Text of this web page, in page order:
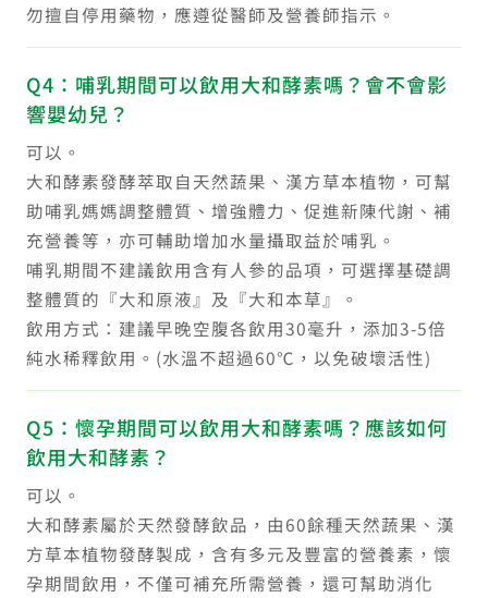
勿擅自停用藥物，應遵從醫師及營養師指示。
Q4：哺乳期間可以飲用大和酵素嗎？會不會影
響嬰幼兒？
可以。
大和酵素發酵萃取自天然蔬果、漢方草本植物，可幫
助哺乳媽媽調整體質、增強體力、促進新陳代謝、補
充營養等，亦可輔助增加水量攝取益於哺乳。
哺乳期間不建議飲用含有人參的品項，可選擇基礎調
整體質的『大和原液』及『大和本草』。
飲用方式：建議早晚空腹各飲用30毫升，添加3-5倍
純水稀釋飲用。(水溫不超過60℃，以免破壞活性)
Q5：懷孕期間可以飲用大和酵素嗎？應該如何
飲用大和酵素？
可以。
大和酵素屬於天然發酵飲品，由60餘種天然蔬果、漢
方草本植物發酵製成，含有多元及豐富的營養素，懷
孕期間飲用，不僅可補充所需營養，還可幫助消化